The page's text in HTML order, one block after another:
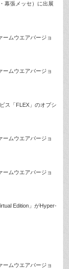
幕張メッセ）に出展
ームウエアバージョ
ームウエアバージョ
ス「FLEX」のオプシ
ームウエアバージョ
ームウエアバージョ
Edition」がHyper-
ームウエアバージョ